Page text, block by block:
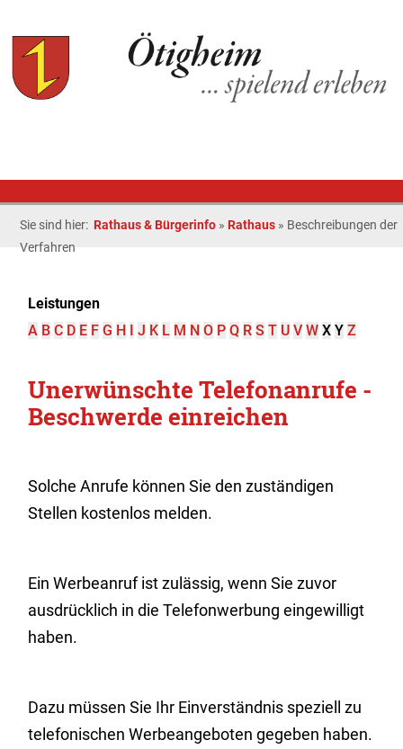
Sie sind hier: Rathaus & Bürgerinfo » Rathaus » Beschreibungen der
Verfahren
Leistungen
A B C D E F G H I J K L M N O P Q R S T U V W X Y Z
Unerwünschte Telefonanrufe -
Beschwerde einreichen
Solche Anrufe können Sie den zuständigen
Stellen kostenlos melden.
Ein Werbeanruf ist zulässig, wenn Sie zuvor
ausdrücklich in die Telefonwerbung eingewilligt
haben.
Dazu müssen Sie Ihr Einverständnis speziell zu
telefonischen Werbeangeboten gegeben haben.